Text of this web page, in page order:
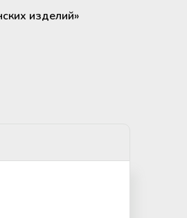
изделий»